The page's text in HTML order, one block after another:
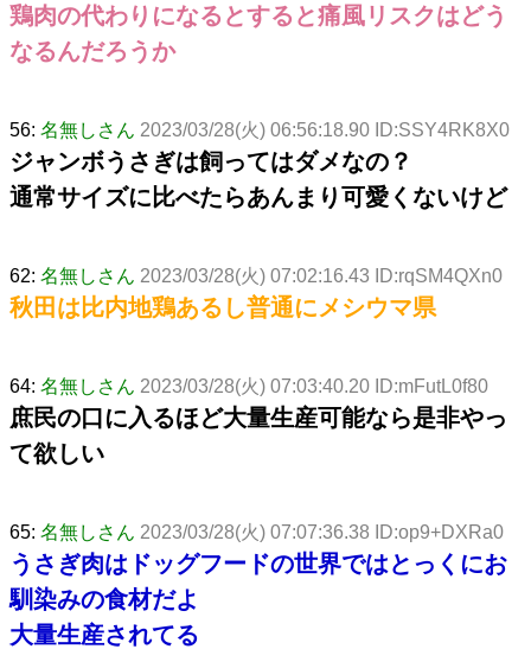
鶏肉の代わりになるとすると痛風リスクはどう
なるんだろうか
56: 名無しさん 2023/03/28(火) 06:56:18.90 ID:SSY4RK8X0
ジャンボうさぎは飼ってはダメなの？
通常サイズに比べたらあんまり可愛くないけど
62: 名無しさん 2023/03/28(火) 07:02:16.43 ID:rqSM4QXn0
秋田は比内地鶏あるし普通にメシウマ県
64: 名無しさん 2023/03/28(火) 07:03:40.20 ID:mFutL0f80
庶民の口に入るほど大量生産可能なら是非やっ
て欲しい
65: 名無しさん 2023/03/28(火) 07:07:36.38 ID:op9+DXRa0
うさぎ肉はドッグフードの世界ではとっくにお
馴染みの食材だよ
大量生産されてる